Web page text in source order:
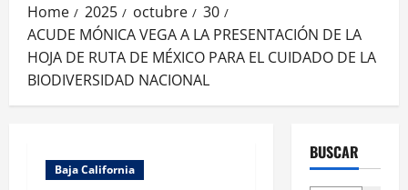
Home 2025 octubre
30
ACUDE MÓNICA VEGA A LA PRESENTACIÓN DE LA
HOJA DE RUTA DE MÉXICO PARA EL CUIDADO DE LA
BIODIVERSIDAD NACIONAL
Baja California
BUSCAR